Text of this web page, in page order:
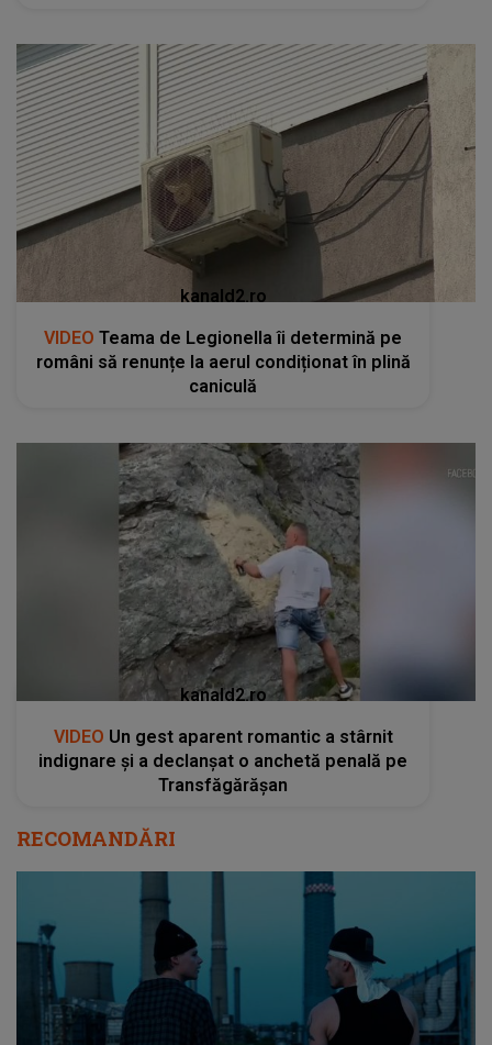
kanald2.ro
VIDEO Teama de Legionella îi determină pe
români să renunțe la aerul condiționat în plină
caniculă
kanald2.ro
VIDEO Un gest aparent romantic a stârnit
indignare și a declanșat o anchetă penală pe
Transfăgărășan
RECOMANDĂRI